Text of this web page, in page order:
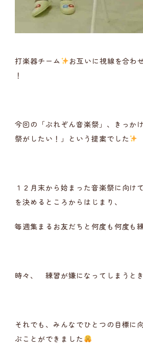
打楽器チーム
お互いに視線を合わ
！
今回の「ぷれぞん音楽祭」、きっか
祭がしたい！」という提案でした
１２月末から始まった音楽祭に向け
を決めるところからはじまり、
毎週集まるお友だちと何度も何度も
時々、 練習が嫌になってしまうと
それでも、みんなでひとつの目標に
ぶことができました